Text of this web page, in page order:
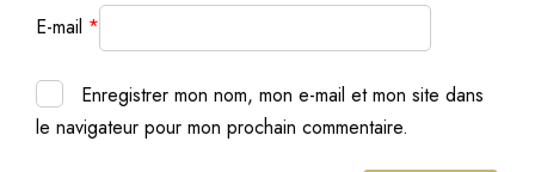
E-mail *
Enregistrer mon nom, mon e-mail et mon site dans
le navigateur pour mon prochain commentaire.